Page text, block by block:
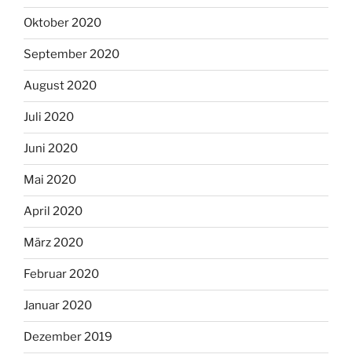
Oktober 2020
September 2020
August 2020
Juli 2020
Juni 2020
Mai 2020
April 2020
März 2020
Februar 2020
Januar 2020
Dezember 2019